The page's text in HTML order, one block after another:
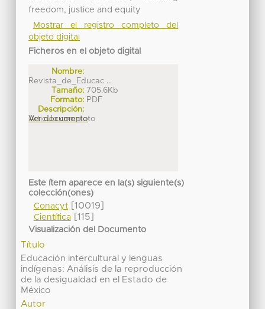
freedom, justice and equity
Mostrar el registro completo del
objeto digital
Ficheros en el objeto digital
Nombre:
Revista_de_Educac ...
Tamaño: 705.6Kb
Formato: PDF
Descripción:
Articulo completo
Ver documento
Este ítem aparece en la(s) siguiente(s)
colección(ones)
Conacyt[10019]
Científica[115]
Visualización del Documento
Título
Educación intercultural y lenguas
indígenas: Análisis de la reproducción
de la desigualdad en el Estado de
México
Autor